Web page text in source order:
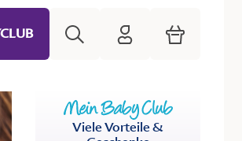
HiPP Mein Babyclub
Warenkorb
Viele Vorteile &